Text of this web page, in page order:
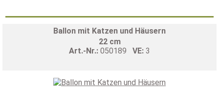
Ballon mit Katzen und Häusern
22 cm
Art.-Nr.: 050189 VE: 3